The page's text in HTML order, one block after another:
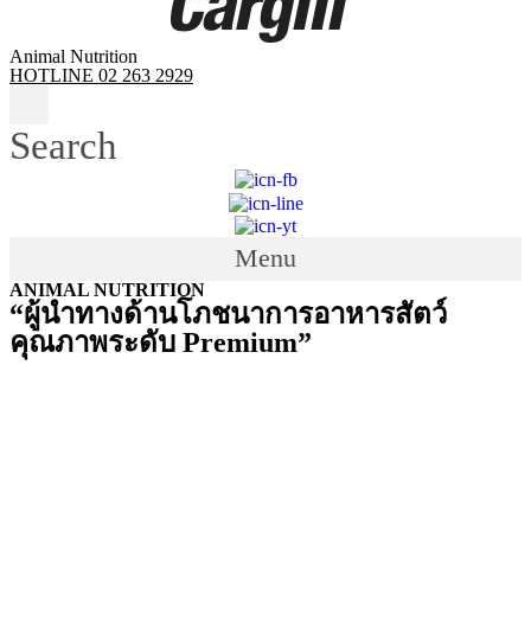
Animal Nutrition
HOTLINE 02 263 2929
Search
Menu
ANIMAL NUTRITION
“ผู้นำทางด้านโภชนาการอาหารสัตว์
คุณภาพระดับ Premium”